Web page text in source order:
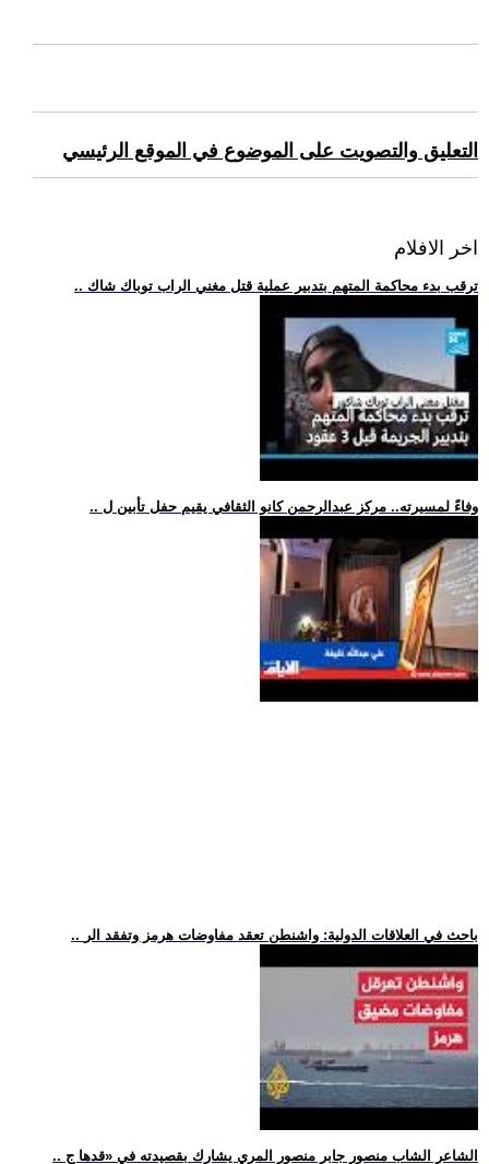
التعليق والتصويت على الموضوع في الموقع الرئيسي
اخر الافلام
.. ترقب بدء محاكمة المتهم بتدبير عملية قتل مغني الراب توباك شاك
.. وفاءً لمسيرته.. مركز عبدالرحمن كانو الثقافي يقيم حفل تأبين ل
.. باحث في العلاقات الدولية: واشنطن تعقد مفاوضات هرمز وتفقد الر
.. الشاعر الشاب منصور جابر منصور المري يشارك بقصيدته في «قدها ج